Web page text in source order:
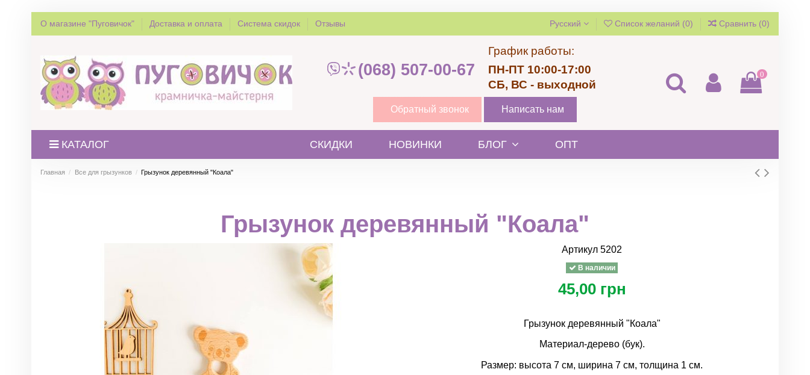
О магазине "Пуговичок" Доставка и оплата Система скидок Отзывы Русский Список желаний (0) Сравнить (0)
(068) 507-00-67
График работы:
ПН-ПТ 10:00-17:00
СБ, ВС - выходной
Обратный звонок Написать нам
0
КАТАЛОГ СКИДКИ НОВИНКИ БЛОГ ОПТ
Главная Все для грызунков Грызунок деревянный "Коала"
Грызунок деревянный "Коала"
Артикул 5202
В наличии
45,00 грн
Грызунок деревянный "Коала"
Материал-дерево (бук).
Размер: высота 7 см, ширина 7 см, толщина 1 см.